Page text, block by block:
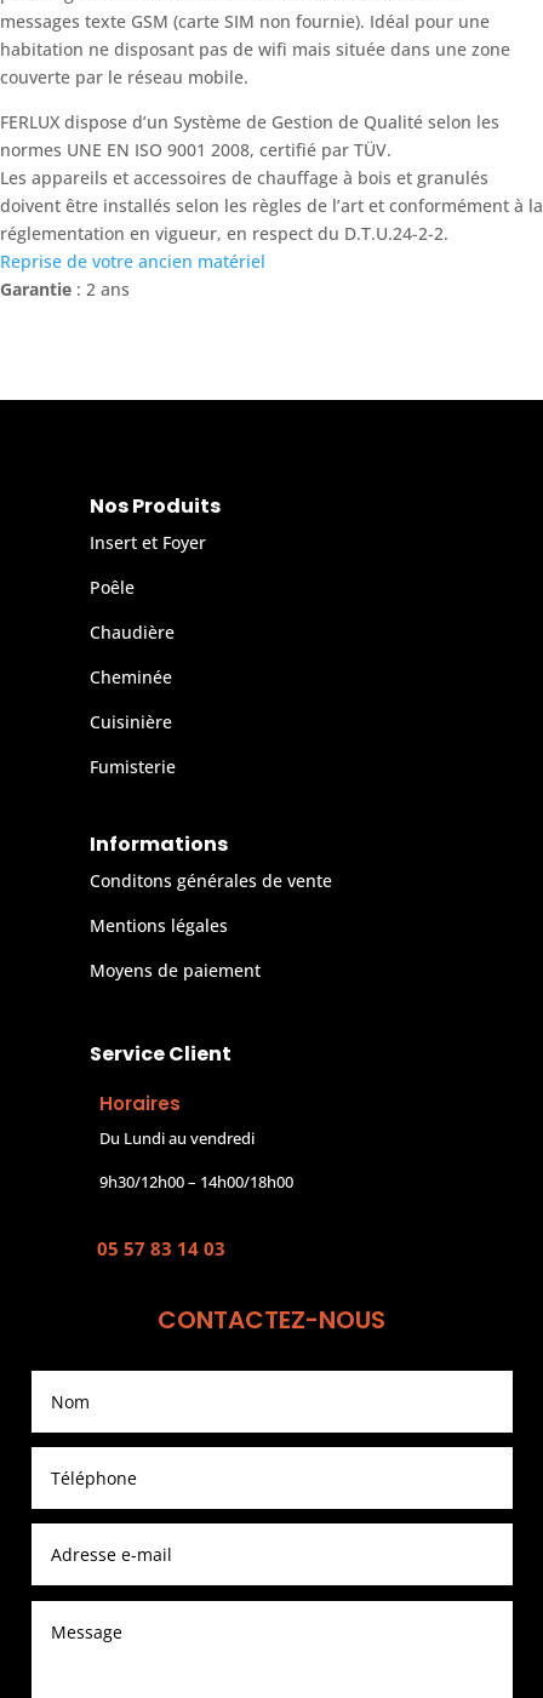
messages texte GSM (carte SIM non fournie). Idéal pour une
habitation ne disposant pas de wifi mais située dans une zone
couverte par le réseau mobile.
FERLUX dispose d’un Système de Gestion de Qualité selon les
normes UNE EN ISO 9001 2008, certifié par TÜV.
Les appareils et accessoires de chauffage à bois et granulés
doivent être installés selon les règles de l’art et conformément à la
réglementation en vigueur, en respect du D.T.U.24-2-2.
Reprise de votre ancien matériel
Garantie : 2 ans
Nos Produits
Insert et Foyer
Poêle
Chaudière
Cheminée
Cuisinière
Fumisterie
Informations
Conditons générales de vente
Mentions légales
Moyens de paiement
Service Client
Horaires
Du Lundi au vendredi
9h30/12h00 – 14h00/18h00
05 57 83 14 03
CONTACTEZ-NOUS